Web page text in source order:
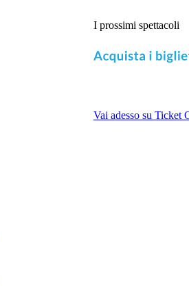
I prossimi spettacoli
Vai adesso su Ticket